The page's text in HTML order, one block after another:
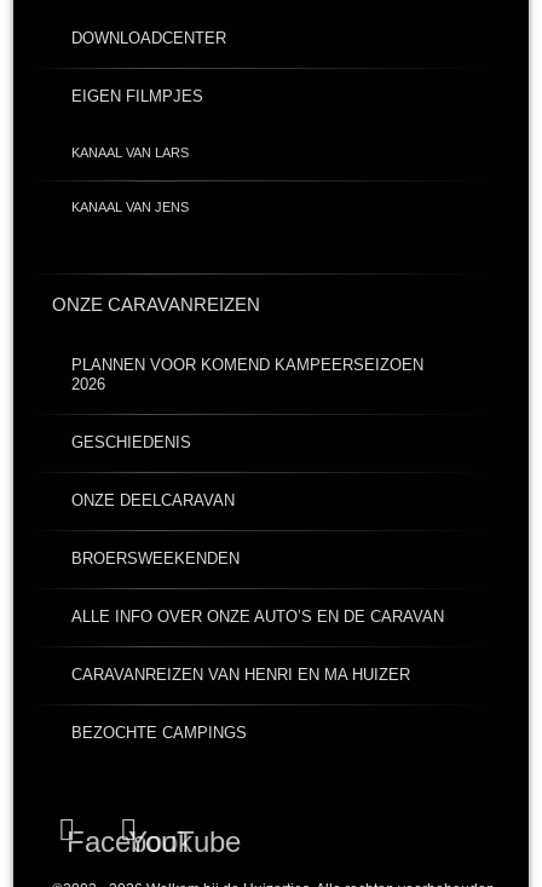
DOWNLOADCENTER
EIGEN FILMPJES
KANAAL VAN LARS
KANAAL VAN JENS
ONZE CARAVANREIZEN
PLANNEN VOOR KOMEND KAMPEERSEIZOEN
2026
GESCHIEDENIS
ONZE DEELCARAVAN
BROERSWEEKENDEN
ALLE INFO OVER ONZE AUTO’S EN DE CARAVAN
CARAVANREIZEN VAN HENRI EN MA HUIZER
BEZOCHTE CAMPINGS
Facebook
YouTube